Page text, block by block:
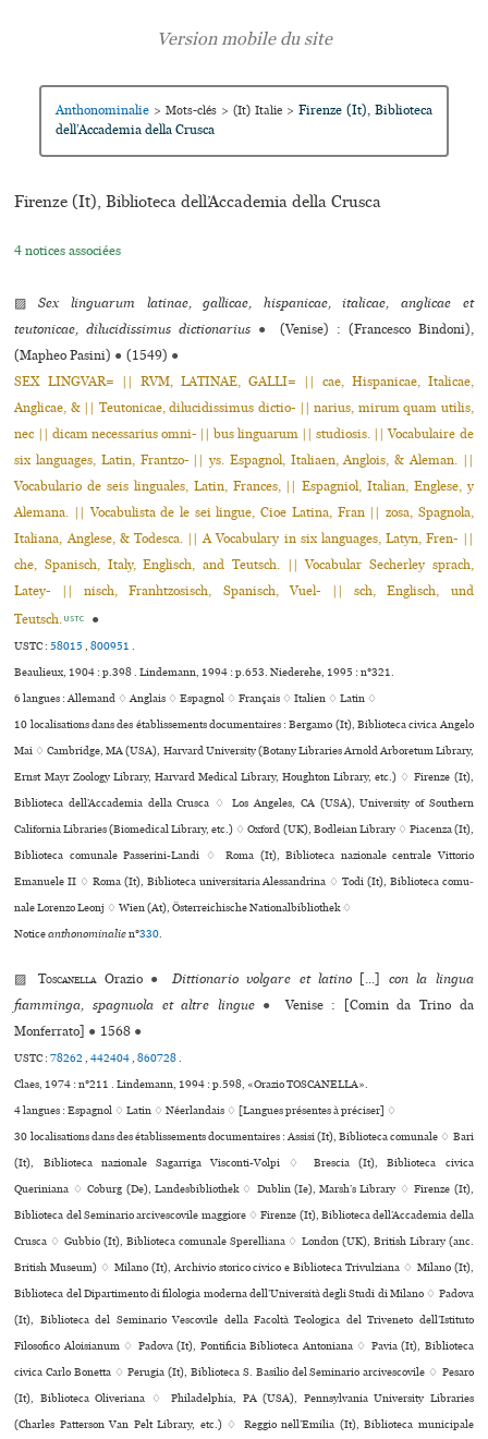
Anthonominalie > Mots-clés > (It) Italie > Firenze (It), Biblioteca
dell’Accademia della Crusca
Firenze (It), Biblioteca dell’Accademia della Crusca
4 notices associées
▨Sex linguarum latinae, gallicae, hispanicae, italicae, anglicae et
teutonicae, dilucidissimus dictionarius ●
(Venise) : (Francesco Bindoni),
(Mapheo Pasini) ● (1549) ●
SEX LINGVAR= || RVM, LATINAE, GALLI= || cae, Hispanicae, Italicae,
Anglicae, & || Teutonicae, dilucidissimus dictio- || narius, mirum quam utilis,
nec || dicam necessarius omni- || bus linguarum || studiosis. || Vocabulaire de
six languages, Latin, Frantzo- || ys. Espagnol, Italiaen, Anglois, & Aleman. ||
Vocabulario de seis linguales, Latin, Frances, || Espagniol, Italian, Englese, y
Alemana. || Vocabulista de le sei lingue, Cioe Latina, Fran || zosa, Spagnola,
Italiana, Anglese, & Todesca. || A Vocabulary in six languages, Latyn, Fren- ||
che, Spanisch, Italy, Englisch, and Teutsch. || Vocabular Secherley sprach,
Latey- || nisch, Franhtzosisch, Spanisch, Vuel- || sch, Englisch, und
Teutsch. USTC ●
USTC :58015,800951.
Beaulieux, 1904 : p.398 . Lindemann, 1994 : p.653. Niederehe, 1995 : n°321.
6 langues :Allemand ♢Anglais ♢Espagnol ♢Français ♢Italien ♢Latin ♢
10 localisations dans des établissements documentaires : Bergamo (It), Biblioteca civica Angelo
Mai ♢ Cambridge, MA (USA), Harvard University (Botany Libraries Arnold Arboretum Library,
Ernst Mayr Zoology Library, Harvard Medical Library, Houghton Library, etc.) ♢ Firenze (It),
Biblioteca dell’Accademia della Crusca ♢ Los Angeles, CA (USA), University of Southern
California Libraries (Biomedical Library, etc.) ♢ Oxford (UK), Bodleian Library ♢ Piacenza (It),
Biblioteca comu­nale Passerini-Landi ♢ Roma (It), Biblioteca nazio­nale cen­trale Vittorio
Emanuele II ♢ Roma (It), Biblioteca uni­ver­si­ta­ria Alessandrina ♢ Todi (It), Biblioteca comu­
nale Lorenzo Leonj ♢ Wien (At), Österreichische Nationalbibliothek ♢
Noticeanthonominalien°330.
▨ToscanellaOrazio ● Dittionario volgare et latino [...] con la lingua
fiamminga, spagnuola et altre lingue ●
Venise : [Comin da Trino da
Monferrato] ● 1568 ●
USTC :78262,442404,860728.
Claes, 1974 : n°211 . Lindemann, 1994 : p.598, «Orazio TOSCANELLA».
4 langues :Espagnol ♢Latin ♢Néerlandais ♢
[Langues présentes à préciser] ♢
30 localisations dans des établissements documentaires : Assisi (It), Biblioteca comunale ♢ Bari
(It), Biblioteca nazionale Sagarriga Visconti-Volpi ♢ Brescia (It), Biblioteca civica
Queriniana ♢ Coburg (De), Landesbibliothek ♢ Dublin (Ie), Marsh’s Library ♢ Firenze (It),
Biblioteca del Seminario arcivescovile maggiore ♢ Firenze (It), Biblioteca dell’Accademia della
Crusca ♢ Gubbio (It), Biblioteca comu­nale Sperelliana ♢ London (UK), British Library (anc.
British Museum) ♢ Milano (It), Archivio sto­rico civico e Biblioteca Trivulziana ♢ Milano (It),
Biblioteca del Dipartimento di filologia moderna dell’Università degli Studi di Milano ♢ Padova
(It), Biblioteca del Seminario Vescovile della Facoltà Teologica del Triveneto dell’Istituto
Filosofico Aloisianum ♢ Padova (It), Pontificia Biblioteca Antoniana ♢ Pavia (It), Biblioteca
civica Carlo Bonetta ♢ Perugia (It), Biblioteca S. Basilio del Seminario arci­ves­co­vile ♢ Pesaro
(It), Biblioteca Oliveriana ♢ Philadelphia, PA (USA), Pennsylvania University Libraries
(Charles Patterson Van Pelt Library, etc.) ♢ Reggio nell’Emilia (It), Biblioteca muni­ci­pale